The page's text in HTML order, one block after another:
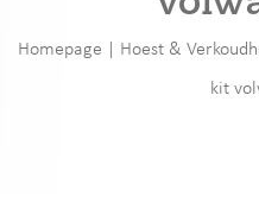
Homepage | Hoest &
kit